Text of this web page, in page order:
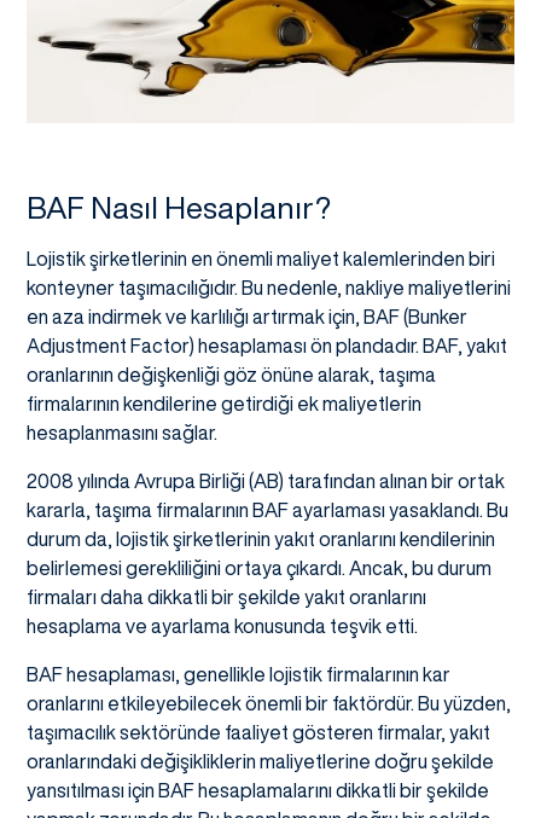
BAF Nasıl Hesaplanır?
Lojistik şirketlerinin en önemli maliyet kalemlerinden biri
konteyner taşımacılığıdır. Bu nedenle, nakliye maliyetlerini
en aza indirmek ve karlılığı artırmak için, BAF (Bunker
Adjustment Factor) hesaplaması ön plandadır. BAF, yakıt
oranlarının değişkenliği göz önüne alarak, taşıma
firmalarının kendilerine getirdiği ek maliyetlerin
hesaplanmasını sağlar.
2008 yılında Avrupa Birliği (AB) tarafından alınan bir ortak
kararla, taşıma firmalarının BAF ayarlaması yasaklandı. Bu
durum da, lojistik şirketlerinin yakıt oranlarını kendilerinin
belirlemesi gerekliliğini ortaya çıkardı. Ancak, bu durum
firmaları daha dikkatli bir şekilde yakıt oranlarını
hesaplama ve ayarlama konusunda teşvik etti.
BAF hesaplaması, genellikle lojistik firmalarının kar
oranlarını etkileyebilecek önemli bir faktördür. Bu yüzden,
taşımacılık sektöründe faaliyet gösteren firmalar, yakıt
oranlarındaki değişikliklerin maliyetlerine doğru şekilde
yansıtılması için BAF hesaplamalarını dikkatli bir şekilde